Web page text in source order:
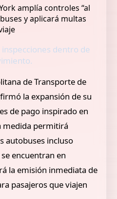
dentro de
de Transporte de
la expansión de su
de pago inspirado en
medida permitirá
autobuses incluso
encuentran en
la emisión inmediata de
pasajeros que viajen